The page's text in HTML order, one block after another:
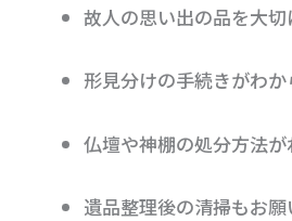
故人の思い出の品を大
形見分けの手続きがわか
仏壇や神棚の処分方法
遺品整理後の清掃もお